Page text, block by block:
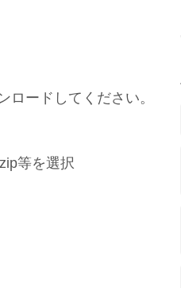
ードしてください。
等を選択